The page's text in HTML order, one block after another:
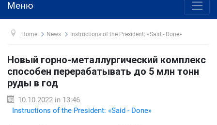
Меню
Home News Instructions of the President: «Said - Done»
Новый горно-металлургический комплекс
способен перерабатывать до 5 млн тонн
руды в год
10.10.2022 in 13:46
Instructions of the President: «Said - Done»